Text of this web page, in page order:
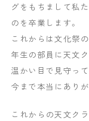
グをもちまして私
のを卒業します。
これからは文化祭
年生の部員に天文
温かい目で見守っ
今まで本当にあり
これからの天文ク